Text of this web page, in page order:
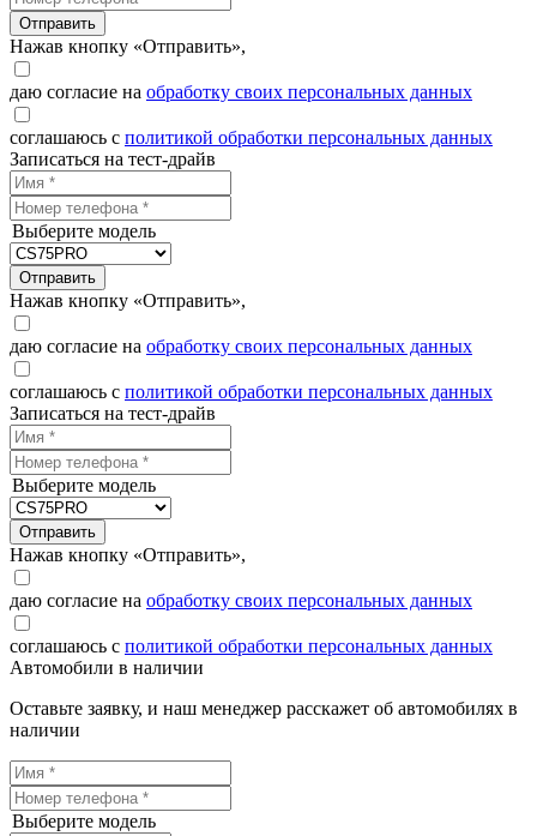
Отправить
Нажав кнопку «Отправить»,
даю согласие на обработку своих персональных данных
соглашаюсь с политикой обработки персональных данных
Записаться на тест-драйв
Выберите модель
Отправить
Нажав кнопку «Отправить»,
даю согласие на обработку своих персональных данных
соглашаюсь с политикой обработки персональных данных
Записаться на тест-драйв
Выберите модель
Отправить
Нажав кнопку «Отправить»,
даю согласие на обработку своих персональных данных
соглашаюсь с политикой обработки персональных данных
Автомобили в наличии
Оставьте заявку, и наш менеджер расскажет об автомобилях в
наличии
Выберите модель